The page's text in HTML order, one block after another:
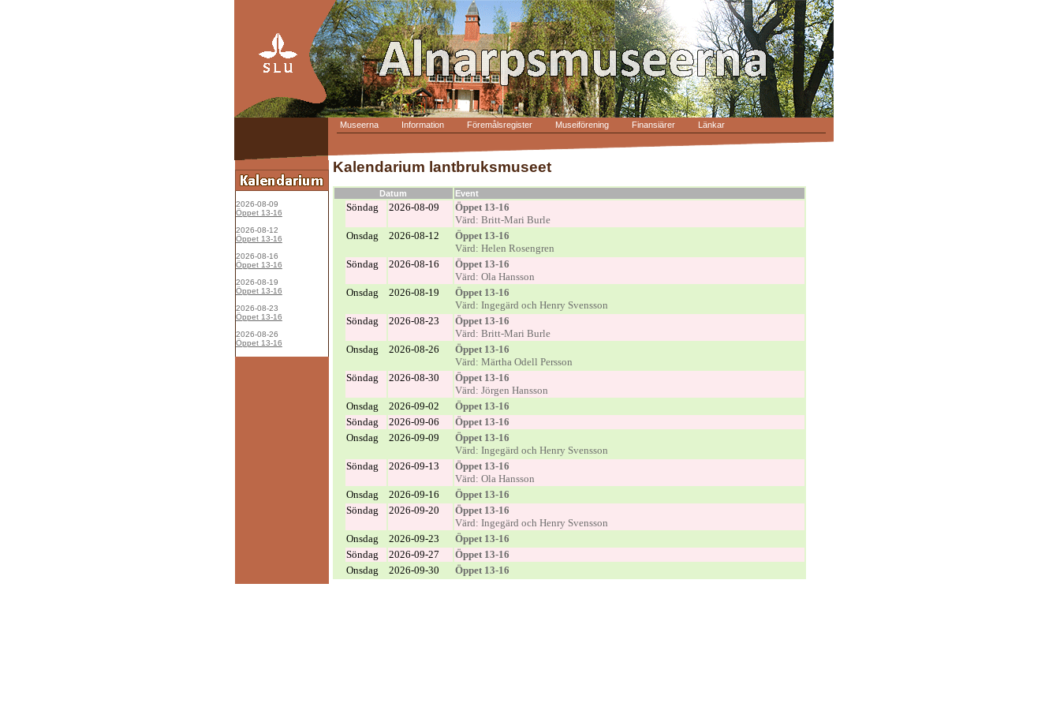
Museerna Information Föremålsregister Museiförening Finansiärer Länkar
2026-08-09
Öppet 13-16
2026-08-12
Öppet 13-16
2026-08-16
Öppet 13-16
2026-08-19
Öppet 13-16
2026-08-23
Öppet 13-16
2026-08-26
Öppet 13-16
Kalendarium lantbruksmuseet
Datum Event
Söndag 2026-08-09
Öppet 13-16
Värd: Britt-Mari Burle
Onsdag
2026-08-12
Öppet 13-16
Värd: Helen Rosengren
Söndag
2026-08-16
Öppet 13-16
Värd: Ola Hansson
Onsdag
2026-08-19
Öppet 13-16
Värd: Ingegärd och Henry Svensson
Söndag
2026-08-23
Öppet 13-16
Värd: Britt-Mari Burle
Onsdag
2026-08-26
Öppet 13-16
Värd: Märtha Odell Persson
Söndag
2026-08-30
Öppet 13-16
Värd: Jörgen Hansson
Onsdag
2026-09-02
Öppet 13-16
Söndag
2026-09-06
Öppet 13-16
Onsdag
2026-09-09
Öppet 13-16
Värd: Ingegärd och Henry Svensson
Söndag
2026-09-13
Öppet 13-16
Värd: Ola Hansson
Onsdag
2026-09-16
Öppet 13-16
Söndag
2026-09-20
Öppet 13-16
Värd: Ingegärd och Henry Svensson
Onsdag
2026-09-23
Öppet 13-16
Söndag
2026-09-27
Öppet 13-16
Onsdag
2026-09-30 Öppet 13-16